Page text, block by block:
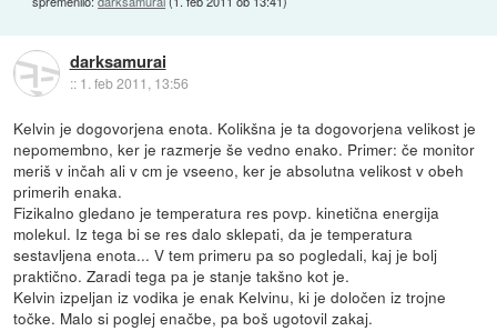
darksamurai
:: 1. feb 2011, 13:56
Kelvin je dogovorjena enota. Kolikšna je ta dogovorjena velikost je
nepomembno, ker je razmerje še vedno enako. Primer: če monitor
meriš v inčah ali v cm je vseeno, ker je absolutna velikost v obeh
primerih enaka.
Fizikalno gledano je temperatura res povp. kinetična energija
molekul. Iz tega bi se res dalo sklepati, da je temperatura
sestavljena enota... V tem primeru pa so pogledali, kaj je bolj
praktično. Zaradi tega pa je stanje takšno kot je.
Kelvin izpeljan iz vodika je enak Kelvinu, ki je določen iz trojne
točke. Malo si poglej enačbe, pa boš ugotovil zakaj.